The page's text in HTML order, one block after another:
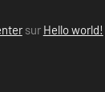
sur Hello world!